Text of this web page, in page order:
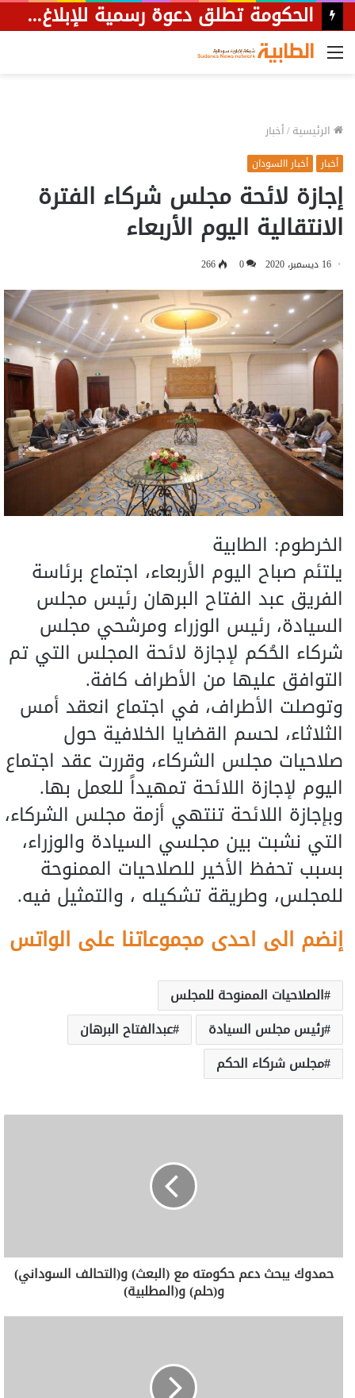
القائمة
الرئيسية/أخبار
أخبار أخبار االسودان
إجازة لائحة مجلس شركاء الفترة
الانتقالية اليوم الأربعاء
16 ديسمبر، 2020 0
266
الخرطوم: الطابية
يلتئم صباح اليوم الأربعاء، اجتماع برئاسة
الفريق عبد الفتاح البرهان رئيس مجلس
السيادة، رئيس الوزراء ومرشحي مجلس
شركاء الحُكم لإجازة لائحة المجلس التي تم
التوافق عليها من الأطراف كافة.
وتوصلت الأطراف، في اجتماع انعقد أمس
الثلاثاء، لحسم القضايا الخلافية حول
صلاحيات مجلس الشركاء، وقررت عقد اجتماع
اليوم لإجازة اللائحة تمهيداً للعمل بها.
وبإجازة اللائحة تنتهي أزمة مجلس الشركاء،
التي نشبت بين مجلسي السيادة والوزراء،
بسبب تحفظ الأخير للصلاحيات الممنوحة
للمجلس، وطريقة تشكيله ، والتمثيل فيه.
إنضم الى احدى مجموعاتنا على الواتس
الصلاحيات الممنوحة للمجلس
رئيس مجلس السيادة
عبدالفتاح البرهان
مجلس شركاء الحكم
حمدوك يبحث دعم حكومته مع (البعث) و(التحالف السوداني)
و(حلم) و(المطلبية)